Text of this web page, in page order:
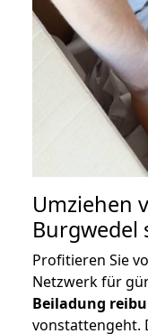
Umziehen
Burgwedel
Profitieren Sie
Netzwerk für
Beiladung
vonstattengeht.